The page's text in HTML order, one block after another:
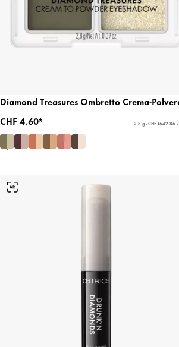
Diamond Treasures Ombretto Crema-
CHF 4.60*
2.8 g - CHF 1642.86 /